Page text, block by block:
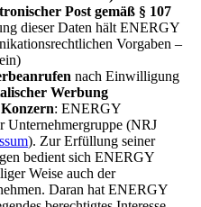
Post gemäß § 107
dieser Daten hält ENERGY
Vorgaben –
nach Einwilligung
Werbung
: ENERGY
(NRJ
). Zur Erfüllung seiner
bedient sich ENERGY
Weise auch der
Daran hat ENERGY